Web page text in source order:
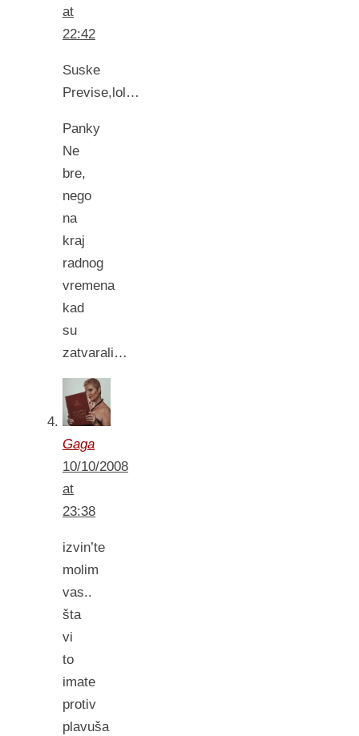
at
22:42
Suske
Previse,lol…
Panky
Ne
bre,
nego
na
kraj
radnog
vremena
kad
su
zatvarali…
Gaga
10/10/2008
at
23:38
izvin’te
molim
vas..
šta
vi
to
imate
protiv
plavuša